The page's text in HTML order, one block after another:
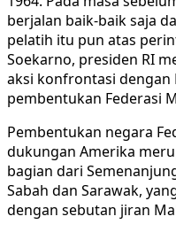
berjalan baik-baik saja
pelatih itu pun atas
Soekarno, presiden RI
aksi konfrontasi dengan
pembentukan Federasi
Pembentukan negara
dukungan Amerika
bagian dari
Sabah dan Sarawak,
dengan sebutan jiran